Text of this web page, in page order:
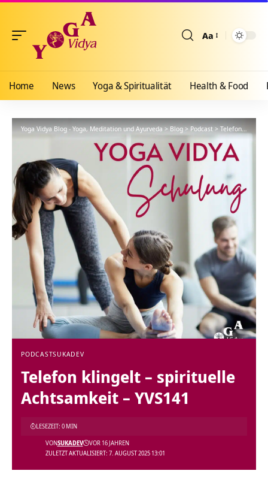
Aa
Home News Yoga & Spiritualität Health & Food
Yoga Vidya Blog - Yoga, Meditation und Ayurveda>Blog>Podcast>Telefon klingelt – spirituelle Achtsamkeit – YVS141
PODCASTSUKADEV
Telefon klingelt – spirituelle
Achtsamkeit – YVS141
ZULETZT AKTUALISIERT: 7. AUGUST 2025 13:01
VONSUKADEV VOR 16 JAHREN
LESEZEIT: 0 MIN